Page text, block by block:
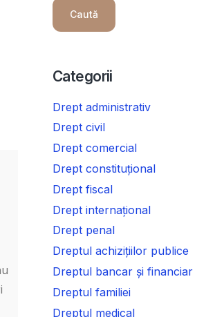
Caută
Categorii
Drept administrativ
Drept civil
Drept comercial
Drept constituțional
Drept fiscal
Drept internațional
Drept penal
Dreptul achizițiilor publice
Dreptul bancar și financiar
Dreptul familiei
Dreptul medical